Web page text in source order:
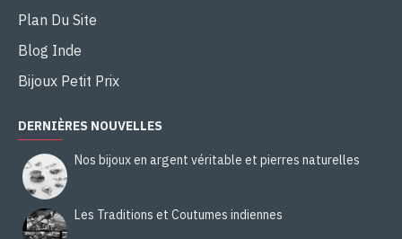
Plan Du Site
Blog Inde
Bijoux Petit Prix
DERNIÈRES NOUVELLES
Nos bijoux en argent véritable et pierres naturelles
Les Traditions et Coutumes indiennes